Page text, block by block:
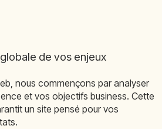
de vos enjeux
nous commençons par analyser
et vos objectifs business. Cette
un site pensé pour vos